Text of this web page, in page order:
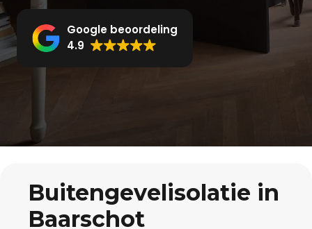
Google beoordeling
4.9
Buitengevelisolatie in
Baarschot